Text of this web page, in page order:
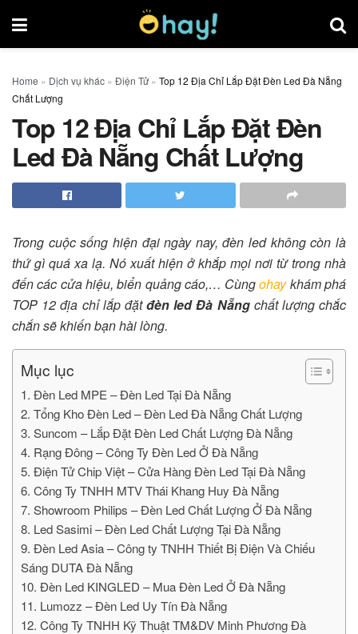
Home » Dịch vụ khác » Điện Tử» Top 12 Địa Chỉ Lắp Đặt Đèn Led Đà Nẵng
Chất Lượng
Top 12 Địa Chỉ Lắp Đặt Đèn
Led Đà Nẵng Chất Lượng
Trong cuộc sống hiện đại ngày nay, đèn led không còn là
thứ gì quá xa lạ. Nó xuất hiện ở khắp mọi nơi từ trong nhà
đến các cửa hiệu, biển quảng cáo,… Cùngohaykhám phá
TOP 12 địa chỉ lắp đặtđèn led Đà Nẵngchất lượng chắc
chắn sẽ khiến bạn hài lòng.
Mục lục
1. Đèn Led MPE – Đèn Led Tại Đà Nẵng
2. Tổng Kho Đèn Led – Đèn Led Đà Nẵng Chất Lượng
3. Suncom – Lắp Đặt Đèn Led Chất Lượng Đà Nẵng
4. Rạng Đông – Công Ty Đèn Led Ở Đà Nẵng
5. Điện Tử Chip Việt – Cửa Hàng Đèn Led Tại Đà Nẵng
6. Công Ty TNHH MTV Thái Khang Huy Đà Nẵng
7. Showroom Philips – Đèn Led Chất Lượng Ở Đà Nẵng
8. Led Sasimi – Đèn Led Chất Lượng Tại Đà Nẵng
9. Đèn Led Asia – Công ty TNHH Thiết Bị Điện Và Chiếu
Sáng DUTA Đà Nẵng
10. Đèn Led KINGLED – Mua Đèn Led Ở Đà Nẵng
11. Lumozz – Đèn Led Uy Tín Đà Nẵng
12. Công Ty TNHH Kỹ Thuật TM&DV Minh Phương Đà